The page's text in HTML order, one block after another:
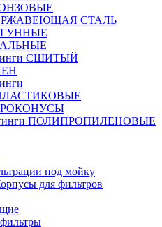
СТАЛЬ
СШИТЫЙ
ПОЛИПРОПИЛЕНОВЫЕ
под мойку
для фильтров